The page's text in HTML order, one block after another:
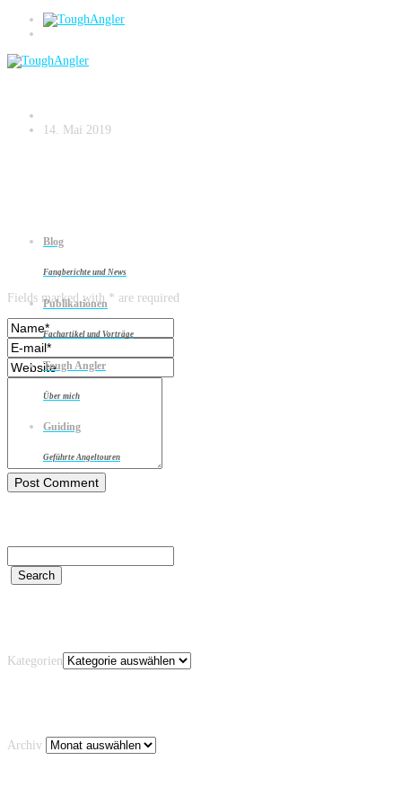
Blog
Fangberichte und News
Publikationen
Fachartikel und Vorträge
Tough Angler
Über mich
Guiding
Geführte Angeltouren
ärr-großbarsch
14. Mai 2019
Leave a reply
Fields marked with * are required
Kategorien
Archiv